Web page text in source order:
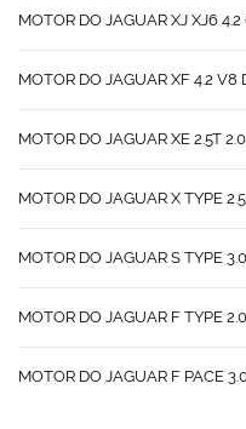
MOTOR DO JAGUAR XJ XJ6 4.2
MOTOR DO JAGUAR XF 4.2 V8
MOTOR DO JAGUAR XE 2.5T
MOTOR DO JAGUAR X TYPE
MOTOR DO JAGUAR S TYPE
MOTOR DO JAGUAR F TYPE
MOTOR DO JAGUAR F PACE